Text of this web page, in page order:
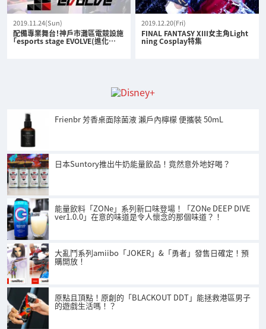
2019.11.24(Sun)
配備專業舞台！神戶市灘區電競設施
「esports stage EVOLVE(進化…
2019.12.20(Fri)
FINAL FANTASY XIII女主角Light
ning Cosplay特集
Frienbr 芳香桌面除菌液 瀨戶內檸檬 便攜裝 50mL
日本Suntory推出牛奶能量飲品！竟然意外地好喝？
能量飲料「ZONe」系列新口味登場！「ZONe DEEP DIVE
ver1.0.0」在意的味道是令人懷念的那個味道？！
大亂鬥系列amiibo「JOKER」&「勇者」發售日確定！預
購開放！
原點且頂點！原創的「BLACKOUT DDT」能拯救港區男子
的遊戲生活嗎！？